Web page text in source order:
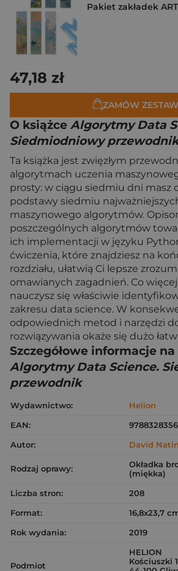
Pakiet zakładek
47,18 zł
ZAMÓW ZESTAW
O książce Algorytmy Data
Siedmiodniowy przewodnik
Ta książka jest zwięzłym
algorytmach uczenia
prosty: w ciągu siedmiu dni masz
podstawy siedmiu
maszynowego algorytmów.
poszczególnych algorytmów
ich implementacji w języku
ćwiczenia, które znajdziesz na
rozdziału, ułatwią Ci lepsze
omawianych zagadnień. Co
nauczysz się właściwie
zakresu data science. W
odpowiednich metod i narzędzi
rozwiązywania okaże się dużo
Szczegółowe informacje
Algorytmy Data Science.
przewodnik
Wydawnictwo:
Helion
EAN:
Autor:
David
Rodzaj oprawy:
Okładka
(miękka)
Liczba stron:
208
Format:
16,8x23,7
Rok wydania:
2019
Podmiot
HELION
Kościuszki